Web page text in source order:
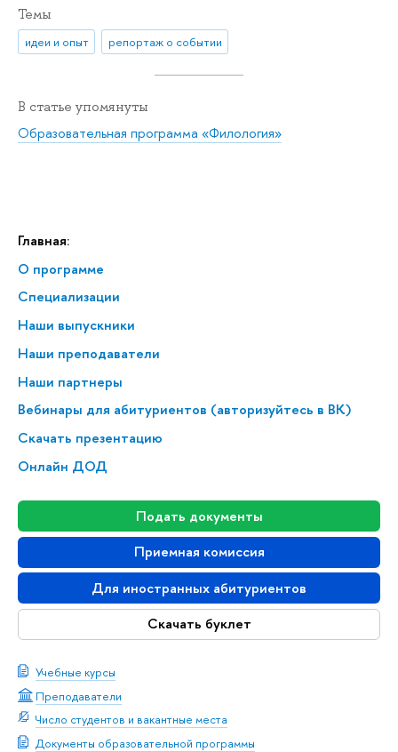
Главная:
О программе
Специализации
Наши выпускники
Наши преподаватели
Наши партнеры
Вебинары для абитуриентов (авторизуйтесь в ВК)
Скачать презентацию
Онлайн ДОД
Подать документы
Приемная комиссия
Для иностранных абитуриентов
Скачать буклет
Учебные курсы
Преподаватели
Число студентов и вакантные места
Документы образовательной программы
Темы
идеи и опыт репортаж о событии
В статье упомянуты
Образовательная программа «Филология»